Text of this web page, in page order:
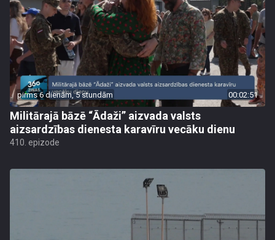
pirms 6 dienām, 5 stundām 00:02:51
Militārajā bāzē “Ādaži” aizvada valsts
aizsardzības dienesta karavīru vecāku dienu
410. epizode